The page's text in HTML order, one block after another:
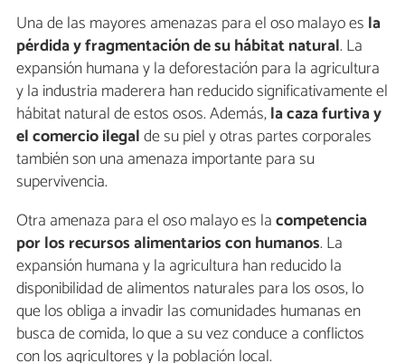
Una de las mayores amenazas para el oso malayo es la
pérdida y fragmentación de su hábitat natural. La
expansión humana y la deforestación para la agricultura
y la industria maderera han reducido significativamente el
hábitat natural de estos osos. Además,la caza furtiva y
el comercio ilegalde su piel y otras partes corporales
también son una amenaza importante para su
supervivencia.
Otra amenaza para el oso malayo es lacompetencia
por los recursos alimentarios con humanos. La
expansión humana y la agricultura han reducido la
disponibilidad de alimentos naturales para los osos, lo
que los obliga a invadir las comunidades humanas en
busca de comida, lo que a su vez conduce a conflictos
con los agricultores y la población local.